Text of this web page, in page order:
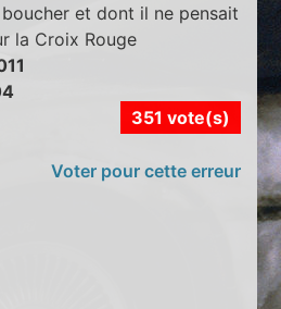
et dont il ne pensait
la Croix Rouge
351 vote(s)
Voter pour cette erreur